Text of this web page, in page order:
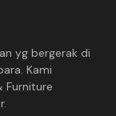
yg bergerak di
Kami
Furniture